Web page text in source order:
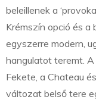
beleillenek a
Krémszín opció és a
egyszerre modern,
hangulatot teremt.
Fekete, a Chateau
változat belső tere